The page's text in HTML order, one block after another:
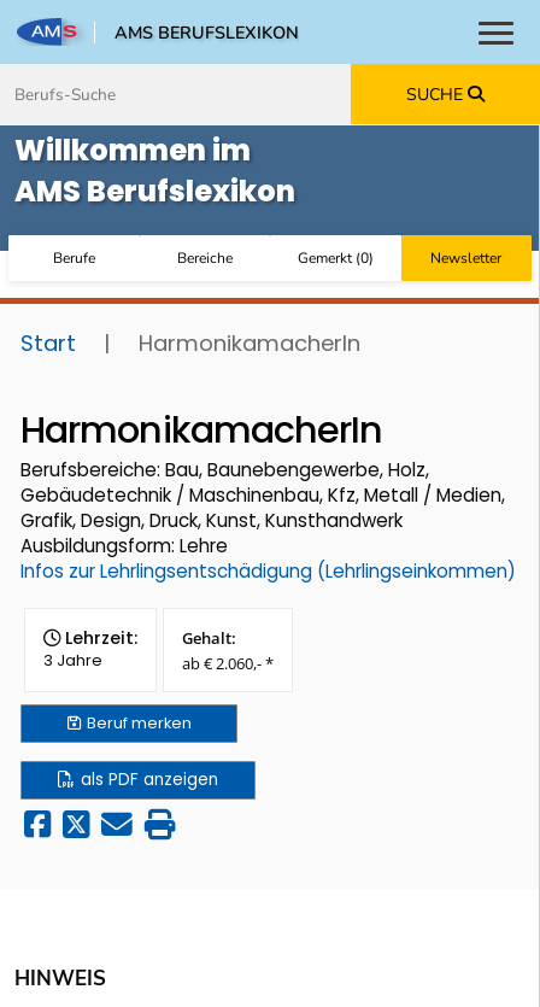
AMS BERUFSLEXIKON
SUCHE
Willkommen im
AMS Berufslexikon
Berufe Bereiche Gemerkt(0) Newsletter
Start | HarmonikamacherIn
HarmonikamacherIn
Berufsbereiche: Bau, Baunebengewerbe, Holz,
Gebäudetechnik / Maschinenbau, Kfz, Metall / Medien,
Grafik, Design, Druck, Kunst, Kunsthandwerk
Ausbildungsform: Lehre
Infos zur Lehrlingsentschädigung (Lehrlingseinkommen)
Lehrzeit:
3 Jahre
Gehalt:
ab € 2.060,- *
Berufmerken
als PDF anzeigen
HINWEIS